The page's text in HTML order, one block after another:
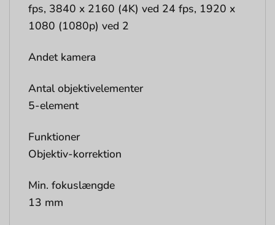
fps, 3840 x 2160 (4K) ved 24 fps, 1920 x
1080 (1080p) ved 2
Andet kamera
Antal objektivelementer
5-element
Funktioner
Objektiv-korrektion
Min. fokuslængde
13 mm